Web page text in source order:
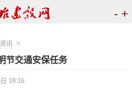
- +
讯>
节交通安保任务
18:16